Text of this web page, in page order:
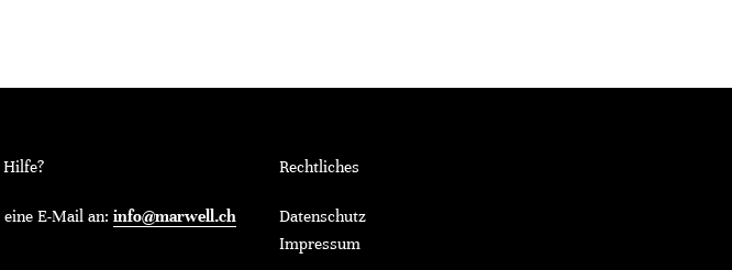
E-Mail an: info@marwell.ch
Rechtliches
Datenschutz
Impressum